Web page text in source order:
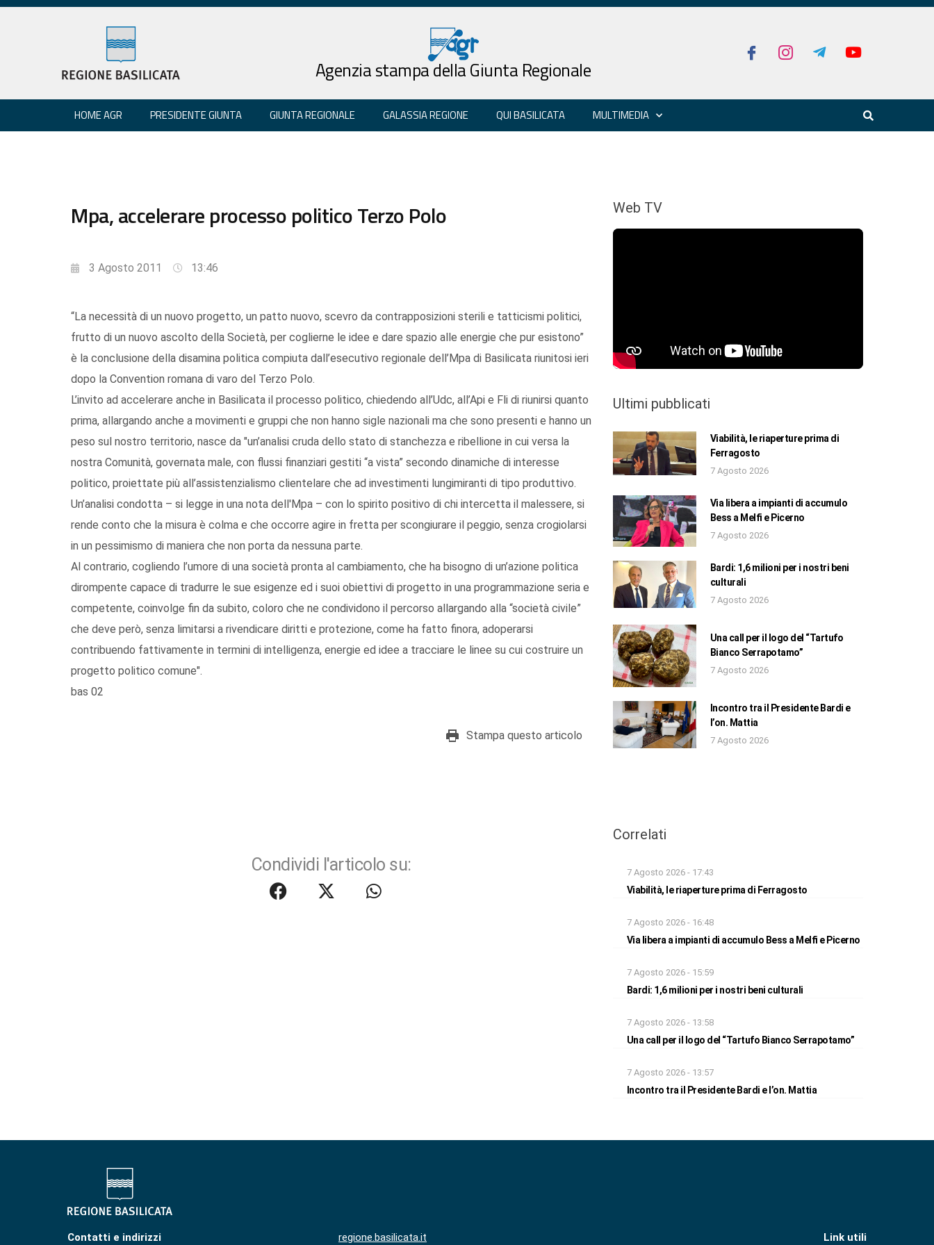
Agenzia stampa della Giunta Regionale
HOME AGR PRESIDENTE GIUNTA GIUNTA REGIONALE GALASSIA REGIONE QUI BASILICATA MULTIMEDIA
Mpa, accelerare processo politico Terzo Polo
3 Agosto 2011 13:46
“La necessità di un nuovo progetto, un patto nuovo, scevro da contrapposizioni sterili e tatticismi politici,
frutto di un nuovo ascolto della Società, per coglierne le idee e dare spazio alle energie che pur esistono”
è la conclusione della disamina politica compiuta dall’esecutivo regionale dell’Mpa di Basilicata riunitosi ieri
dopo la Convention romana di varo del Terzo Polo.
L’invito ad accelerare anche in Basilicata il processo politico, chiedendo all’Udc, all’Api e Fli di riunirsi quanto
prima, allargando anche a movimenti e gruppi che non hanno sigle nazionali ma che sono presenti e hanno un
peso sul nostro territorio, nasce da "un’analisi cruda dello stato di stanchezza e ribellione in cui versa la
nostra Comunità, governata male, con flussi finanziari gestiti “a vista” secondo dinamiche di interesse
politico, proiettate più all’assistenzialismo clientelare che ad investimenti lungimiranti di tipo produttivo.
Un’analisi condotta – si legge in una nota dell'Mpa – con lo spirito positivo di chi intercetta il malessere, si
rende conto che la misura è colma e che occorre agire in fretta per scongiurare il peggio, senza crogiolarsi
in un pessimismo di maniera che non porta da nessuna parte.
Al contrario, cogliendo l’umore di una società pronta al cambiamento, che ha bisogno di un’azione politica
dirompente capace di tradurre le sue esigenze ed i suoi obiettivi di progetto in una programmazione seria e
competente, coinvolge fin da subito, coloro che ne condividono il percorso allargando alla “società civile”
che deve però, senza limitarsi a rivendicare diritti e protezione, come ha fatto finora, adoperarsi
contribuendo fattivamente in termini di intelligenza, energie ed idee a tracciare le linee su cui costruire un
progetto politico comune".
bas 02
Stampa questo articolo
Condividi l'articolo su:
Web TV
Ultimi pubblicati
Viabilità, le riaperture prima di
Ferragosto
7 Agosto 2026
Via libera a impianti di accumulo
Bess a Melfi e Picerno
7 Agosto 2026
Bardi: 1,6 milioni per i nostri beni
culturali
7 Agosto 2026
Una call per il logo del “Tartufo
Bianco Serrapotamo”
7 Agosto 2026
Incontro tra il Presidente Bardi e
l’on. Mattia
7 Agosto 2026
Correlati
7 Agosto 2026 - 17:43
Viabilità, le riaperture prima di Ferragosto
7 Agosto 2026 - 16:48
Via libera a impianti di accumulo Bess a Melfi e Picerno
7 Agosto 2026 - 15:59
Bardi: 1,6 milioni per i nostri beni culturali
7 Agosto 2026 - 13:58
Una call per il logo del “Tartufo Bianco Serrapotamo”
7 Agosto 2026 - 13:57
Incontro tra il Presidente Bardi e l’on. Mattia
Contatti e indirizzi regione.basilicata.it Link utili